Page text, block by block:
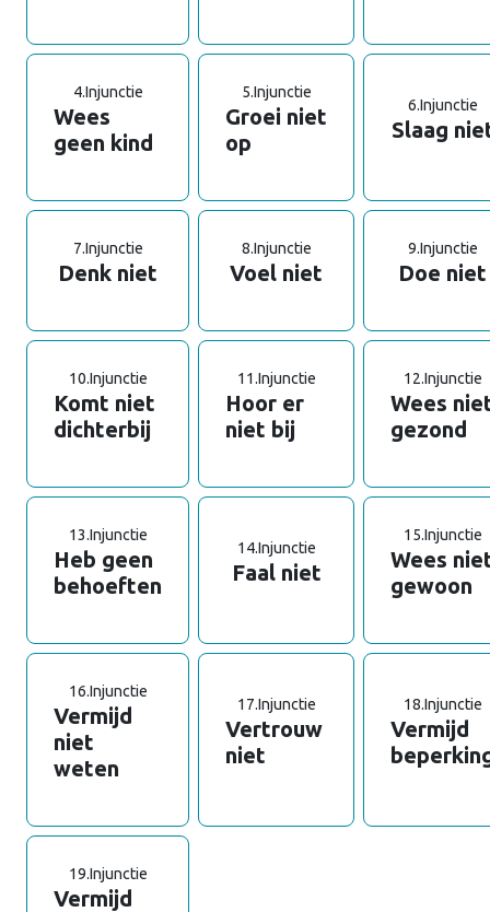
4.Injunctie
Wees
geen kind
5.Injunctie
Groei niet
op
6.Injunctie
Slaag
7.Injunctie
Denk niet
8.Injunctie
Voel niet
9.Injunctie
Doe niet
10.Injunctie
Komt niet
dichterbij
11.Injunctie
Hoor er
niet bij
12.Injunctie
Wees
gezond
13.Injunctie
Heb geen
behoeften
14.Injunctie
Faal niet
15.Injunctie
Wees
gewoon
16.Injunctie
Vermijd
niet
weten
17.Injunctie
Vertrouw
niet
18.Injunctie
Vermijd
19.Injunctie
Vermijd